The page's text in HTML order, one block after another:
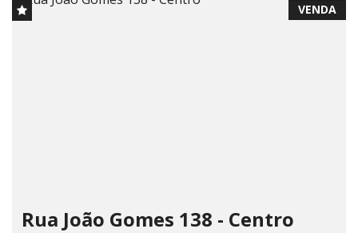
VENDA
Rua João Gomes 138 - Centro